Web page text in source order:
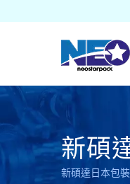
新碩
新碩達日本包